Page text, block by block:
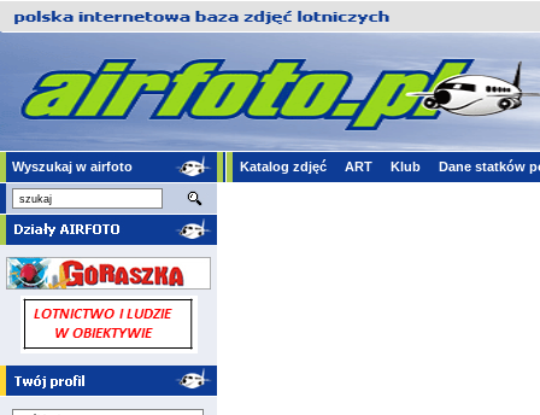
Wyszukaj w airfoto Katalog zdjęć ART Klub Dane statków